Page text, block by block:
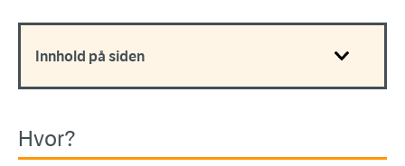
Innhold på siden
Hvor?